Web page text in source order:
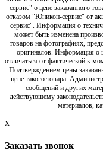
сервис" о цене заказанного
отказом "Юникон-сервис" от
сервис". Информация о
может быть изменена
товаров на фотографиях,
оригиналов. Информация о
отличаться от фактической к
Подтверждением цены
цене такого товара.
сообщений и других
действующему
материалов,
x
Заказать звонок